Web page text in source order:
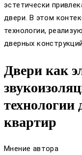
эстетически
двери. В этом
технологии,
дверных
Двери как
технологии
квартир
Мнение автора